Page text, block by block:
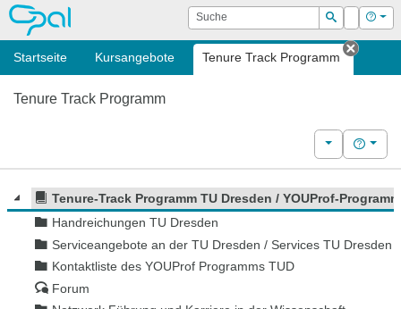
OPAL Suche
Suchen
Login Hilfe
Startseite Kursangebote Tenure Track Programm
Tab
Tenure Track Programm
WeitereHilfe
Tenure-Track Programm TU Dresden / YOUProf-Programm
Handreichungen TU Dresden
Serviceangebote an der TU Dresden / Services TU Dresden
Kontaktliste des YOUProf Programms TUD
Forum